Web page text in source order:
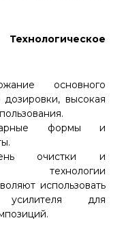
основного
высокая
формы и
очистки и
технологии
использовать
для